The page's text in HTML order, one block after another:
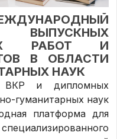
РАБОТ И
В ОБЛАСТИ
НАУК
ВКР и дипломных
гуманитарных наук
платформа для